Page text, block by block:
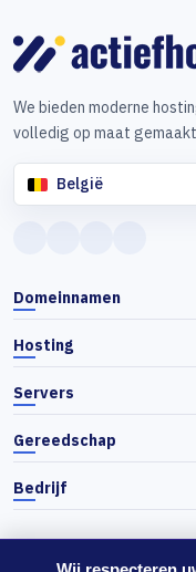
We bieden moderne
volledig op maat
België
Domeinnamen
Hosting
Servers
Gereedschap
Bedrijf